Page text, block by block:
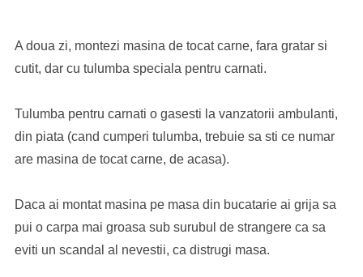
A doua zi, montezi masina de tocat carne, fara gratar si
cutit, dar cu tulumba speciala pentru carnati.
Tulumba pentru carnati o gasesti la vanzatorii ambulanti,
din piata (cand cumperi tulumba, trebuie sa sti ce numar
are masina de tocat carne, de acasa).
Daca ai montat masina pe masa din bucatarie ai grija sa
pui o carpa mai groasa sub surubul de strangere ca sa
eviti un scandal al nevestii, ca distrugi masa.